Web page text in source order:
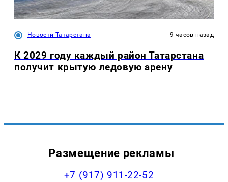
Новости Татарстана 9 часов назад
К 2029 году каждый район Татарстана
получит крытую ледовую арену
Размещение рекламы
+7 (917) 911-22-52